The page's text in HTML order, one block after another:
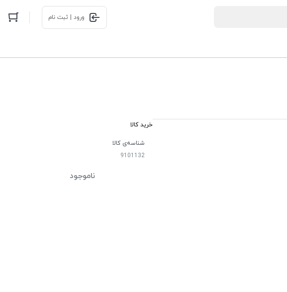
ورود | ثبت نام
خرید کالا
شناسه‌ی کالا
9101132
ناموجود